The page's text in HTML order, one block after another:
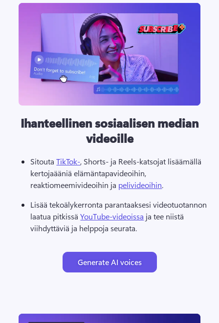
Ihanteellinen sosiaalisen median
videoille
Sitouta TikTok-, Shorts- ja Reels-katsojat lisäämällä
kertojaääniä elämäntapavideoihin,
reaktiomeemivideoihin ja pelivideoihin.
Lisää tekoälykerronta parantaaksesi videotuotannon
laatua pitkissä YouTube-videoissa ja tee niistä
viihdyttäviä ja helppoja seurata.
Generate AI voices